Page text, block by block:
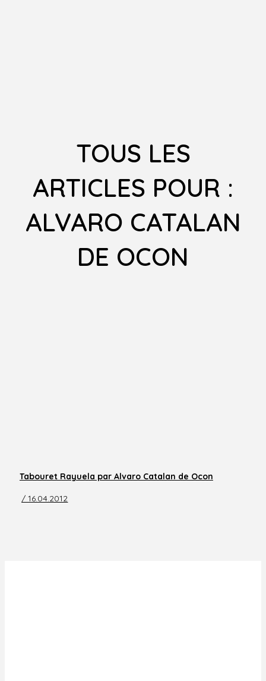
TOUS LES
ARTICLES POUR :
ALVARO CATALAN
DE OCON
Tabouret Rayuela par Alvaro Catalan de Ocon
/ 16.04.2012